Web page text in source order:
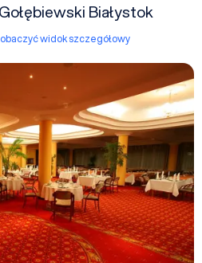
Białystok
widok szczegółowy